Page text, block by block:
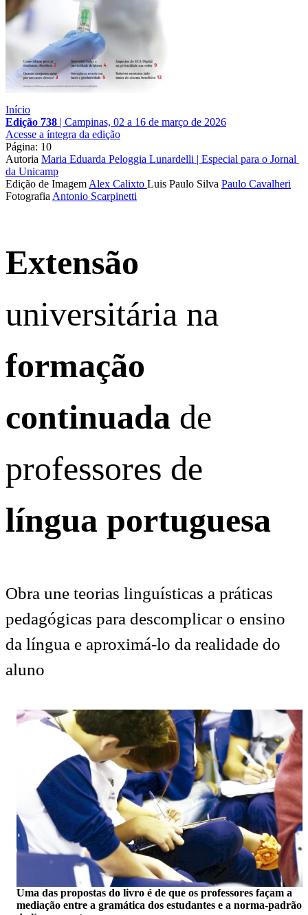
Início
Edição 738 | Campinas, 02 a 16 de março de 2026
Acesse a íntegra da edição
Página: 10
Autoria Maria Eduarda Peloggia Lunardelli | Especial para o Jornal
da Unicamp
Edição de Imagem Alex Calixto Luis Paulo Silva Paulo Cavalheri
Fotografia Antonio Scarpinetti
Extensão
universitária na
formação
continuada de
professores de
língua portuguesa
Obra une teorias linguísticas a práticas
pedagógicas para descomplicar o ensino
da língua e aproximá-lo da realidade do
aluno
Uma das propostas do livro é de que os professores façam a
mediação entre a gramática dos estudantes e a norma-padrão